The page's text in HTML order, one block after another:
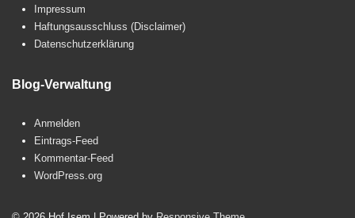
Impressum
Haftungsausschluss (Disclaimer)
Datenschutzerklärung
Blog-Verwaltung
Anmelden
Eintrags-Feed
Kommentar-Feed
WordPress.org